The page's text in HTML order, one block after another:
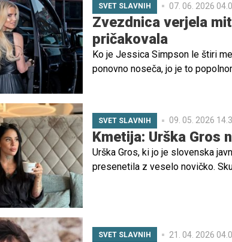
SVET SLAVNIH 07. 06. 2026
Zvezdnica verjela
pričakovala
Ko je Jessica Simpson le štiri
ponovno noseča, jo je to
SVET SLAVNIH 09. 05. 2026
Kmetija: Urška Gros
Urška Gros, ki jo je slovenska
presenetila z veselo novičko.
SVET SLAVNIH 21. 04. 2026